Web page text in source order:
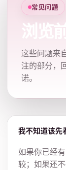
常见问题
浏览
这些问题来
注的部分，
诺。
我不知道该先
如果你已经
较；如果还